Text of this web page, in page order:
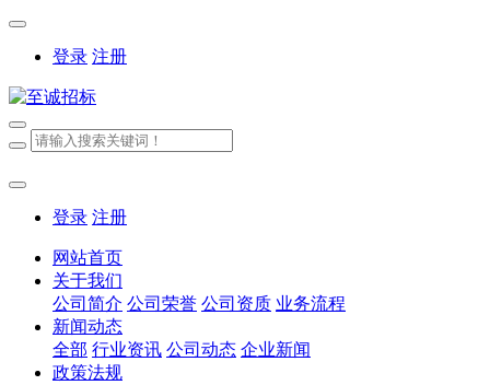
登录 注册
登录 注册
网站首页
关于我们
公司简介 公司荣誉 公司资质 业务流程
新闻动态
全部 行业资讯 公司动态 企业新闻
政策法规